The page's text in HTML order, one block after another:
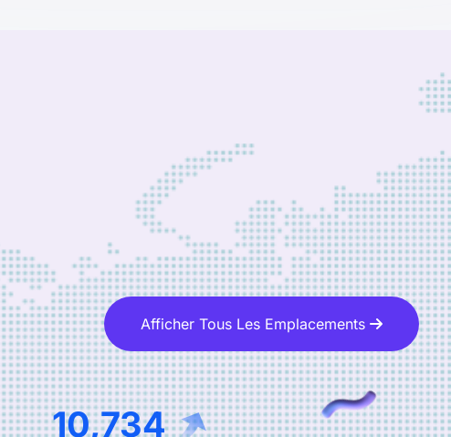
Afficher Tous Les Emplacements
16,335